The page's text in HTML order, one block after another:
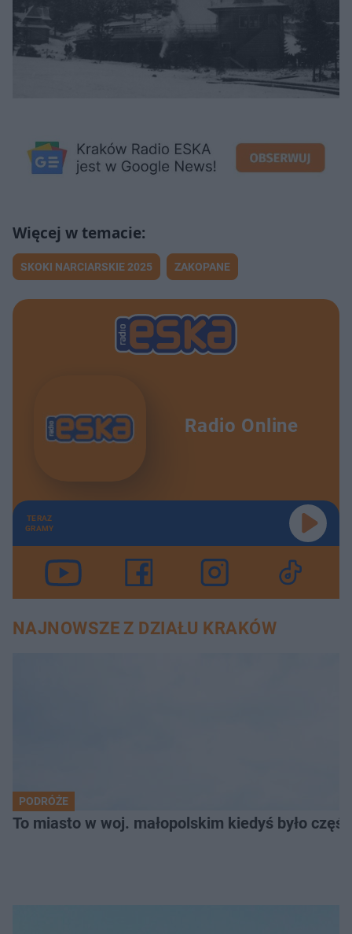
SKOKI NARCIARSKIE 2025 ZAKOPANE
Radio Online
TERAZ
GRAMY
NAJNOWSZE Z DZIAŁU KRAKÓW
PODRÓŻE
To miasto w woj. małopolskim kiedyś było